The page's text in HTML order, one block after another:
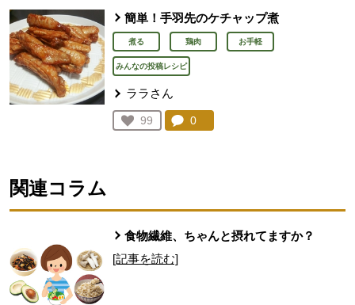
簡単！手羽先のケチャップ煮
煮る 鶏肉 お手軽
みんなの投稿レシピ
ララさん
お気に入り登録：
99
人が登録
コメント：
0
関連コラム
食物繊維、ちゃんと摂れてますか？
[記事を読む]